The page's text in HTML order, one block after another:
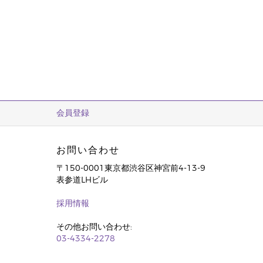
会員登録
お問い合わせ
〒150-0001東京都渋谷区神宮前4-13-9
表参道LHビル
採用情報
その他お問い合わせ:
03-4334-2278